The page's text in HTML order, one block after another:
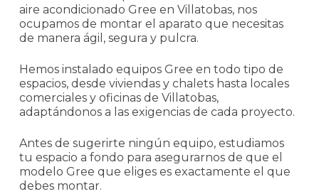
aire acondicionado Gree en Villatobas, nos
ocupamos de montar el aparato que necesitas
de manera ágil, segura y pulcra.
Hemos instalado equipos Gree en todo tipo de
espacios, desde viviendas y chalets hasta locales
comerciales y oficinas de Villatobas,
adaptándonos a las exigencias de cada proyecto.
Antes de sugerirte ningún equipo, estudiamos
tu espacio a fondo para asegurarnos de que el
modelo Gree que eliges es exactamente el que
debes montar.